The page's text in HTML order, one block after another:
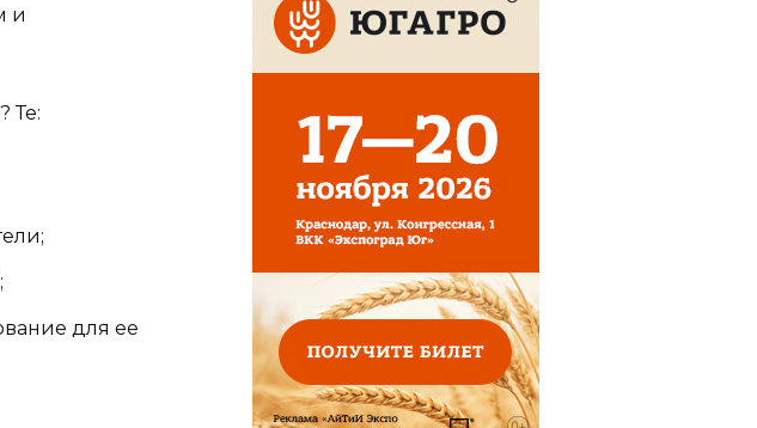
и
Те:
для ее